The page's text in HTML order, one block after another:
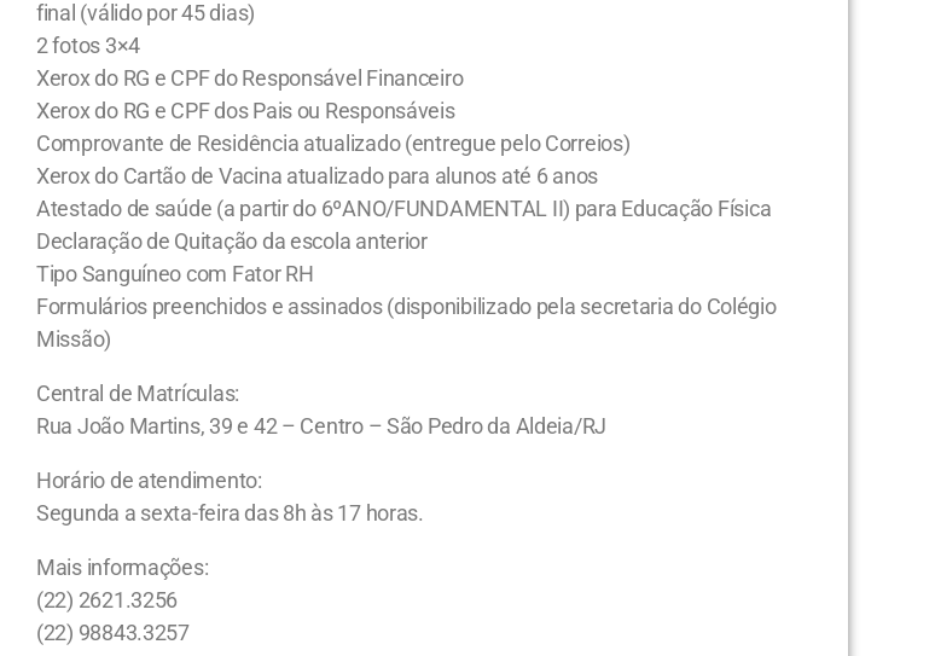
final (válido por 45 dias)
2 fotos 3×4
Xerox do RG e CPF do Responsável Financeiro
Xerox do RG e CPF dos Pais ou Responsáveis
Comprovante de Residência atualizado (entregue pelo Correios)
Xerox do Cartão de Vacina atualizado para alunos até 6 anos
Atestado de saúde (a partir do 6ºANO/FUNDAMENTAL II) para Educação Física
Declaração de Quitação da escola anterior
Tipo Sanguíneo com Fator RH
Formulários preenchidos e assinados (disponibilizado pela secretaria do Colégio
Missão)
Central de Matrículas:
Rua João Martins, 39 e 42 – Centro – São Pedro da Aldeia/RJ
Horário de atendimento:
Segunda a sexta-feira das 8h às 17 horas.
Mais informações:
(22) 2621.3256
(22) 98843.3257